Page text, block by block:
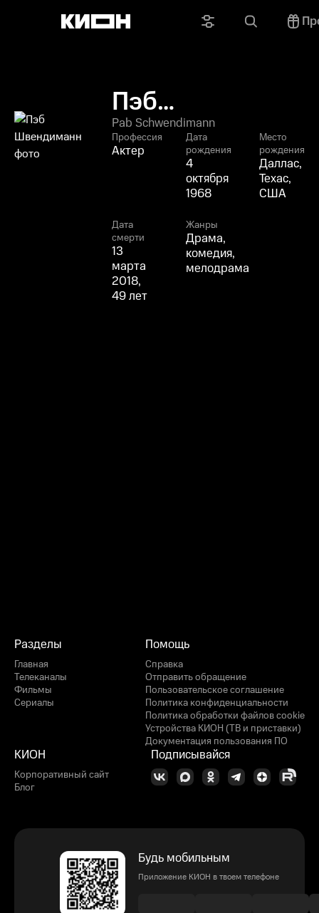
Пэб
Швендиманн
Pab Schwendimann
Профессия
Актер
Дата
рождения
4
октября
1968
Место
рождения
Даллас,
Техас,
США
Дата
смерти
13
марта
2018,
49 лет
Жанры
Драма,
комедия,
мелодрама
Разделы
Главная
Телеканалы
Фильмы
Сериалы
Помощь
Справка
Отправить обращение
Пользовательское соглашение
Политика конфиденциальности
Политика обработки файлов cookie
Устройства КИОН (ТВ и приставки)
Документация пользования ПО
КИОН
Корпоративный сайт
Блог
Подписывайся
Будь мобильным
Приложение КИОН в твоем телефоне